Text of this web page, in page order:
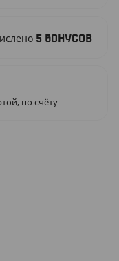
5 бонусов
по счёту